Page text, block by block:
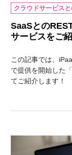
クラウドサービス
SaaSとの
サービスをご紹
この記事では、
で提供を開始した
てご紹介します！